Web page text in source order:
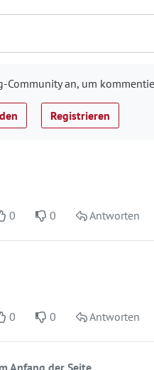
Community an, um
Registrieren
0
0 Antworten
0
0 Antworten
Anfang der Seite